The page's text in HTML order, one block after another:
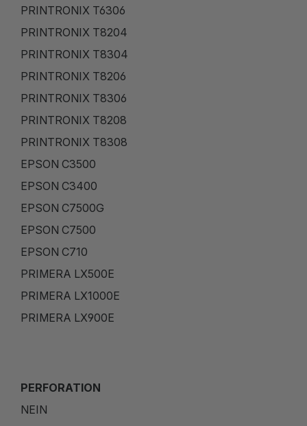
PRINTRONIX T6306
PRINTRONIX T8204
PRINTRONIX T8304
PRINTRONIX T8206
PRINTRONIX T8306
PRINTRONIX T8208
PRINTRONIX T8308
EPSON C3500
EPSON C3400
EPSON C7500G
EPSON C7500
EPSON C710
PRIMERA LX500E
PRIMERA LX1000E
PRIMERA LX900E
PERFORATION
NEIN